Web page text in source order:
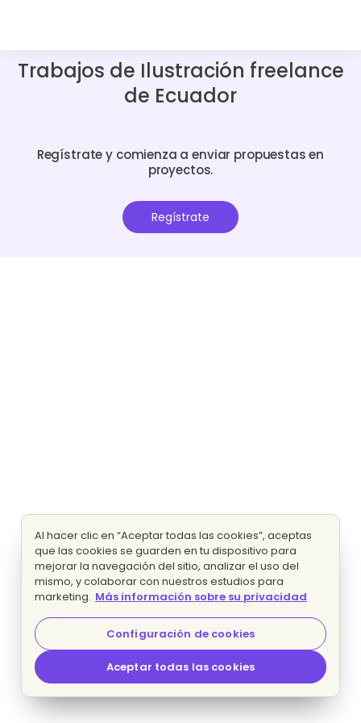
Trabajos de Ilustración freelance
de Ecuador
Regístrate y comienza a enviar propuestas en
proyectos.
Regístrate
Al hacer clic en “Aceptar todas las cookies”, aceptas
que las cookies se guarden en tu dispositivo para
mejorar la navegación del sitio, analizar el uso del
mismo, y colaborar con nuestros estudios para
marketing. Más información sobre su privacidad
Configuración de cookies
Aceptar todas las cookies